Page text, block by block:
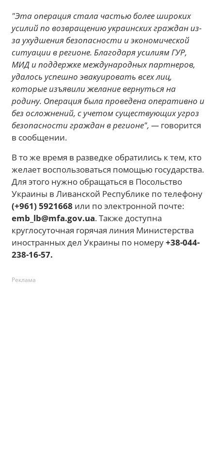
"Эта операция стала частью более широких
усилий по возвращению украинских граждан из-
за ухудшения безопасности и экономической
ситуации в регионе. Благодаря усилиям ГУР,
МИД и поддержке международных партнеров,
удалось успешно эвакуировать всех лиц,
которые изъявили желание вернуться на
родину. Операция была проведена оперативно и
без осложнений, с учетом существующих угроз
безопасности граждан в регионе", — говорится
в сообщении.
В то же время в разведке обратились к тем, кто
желает воспользоваться помощью государства.
Для этого нужно обращаться в Посольство
Украины в Ливанской Республике по телефону
(+961) 5921668 или по электронной почте:
emb_lb@mfa.gov.ua. Также доступна
круглосуточная горячая линия Министерства
иностранных дел Украины по номеру+38-044-
238-16-57.
Реклама